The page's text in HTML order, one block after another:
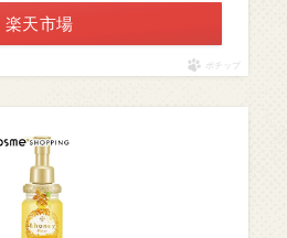
楽天市場
ポチップ